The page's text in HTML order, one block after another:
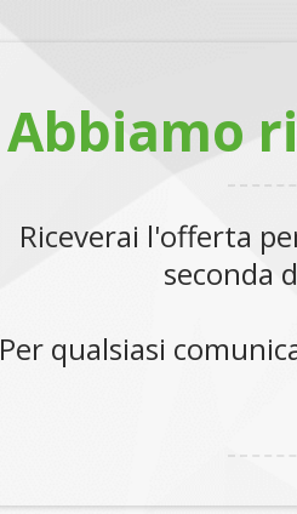
Abbiamo
Riceverai l'offerta
seconda
Per qualsiasi